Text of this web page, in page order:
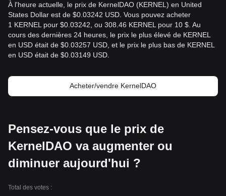
À l'heure actuelle, le prix de KernelDAO (KERNEL) en United
States Dollar est de $0.03242 USD. Vous pouvez acheter
1 KERNEL pour $0.03242, ou 308.46 KERNEL pour 10 $. Au
cours des dernières 24 heures, le prix le plus élevé de KERNEL
en USD était de $0.03257 USD, et le prix le plus bas de KERNEL
en USD était de $0.03149 USD.
Acheter/vendre KernelDAO
Pensez-vous que le prix de
KernelDAO va augmenter ou
diminuer aujourd'hui ?
Total des votes :